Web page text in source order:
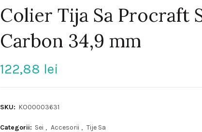
Colier Tija Sa Procraft
Carbon 34,9 mm
122,88 lei
SKU: KO00003631
Categorii: Sei , Accesorii , Tije Sa